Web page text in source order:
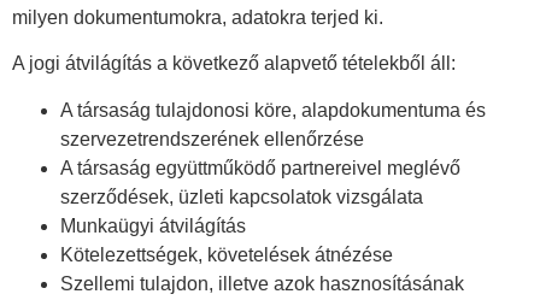
milyen dokumentumokra, adatokra terjed ki.
A jogi átvilágítás a következő alapvető tételekből áll:
A társaság tulajdonosi köre, alapdokumentuma és
szervezetrendszerének ellenőrzése
A társaság együttműködő partnereivel meglévő
szerződések, üzleti kapcsolatok vizsgálata
Munkaügyi átvilágítás
Kötelezettségek, követelések átnézése
Szellemi tulajdon, illetve azok hasznosításának